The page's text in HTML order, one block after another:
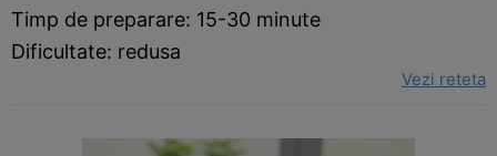
Timp de preparare: 15-30 minute
Dificultate: redusa
Vezi reteta